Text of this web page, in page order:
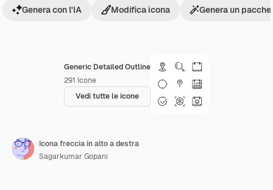
Generic Detailed Outline
291 Icone
Vedi tutte le icone
Genera con l'IA Modifica icona Genera un
Icona freccia in alto a destra
Sagarkumar Gopani